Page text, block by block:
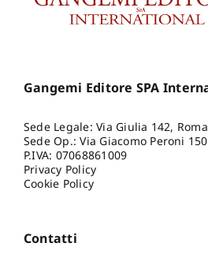
Gangemi Editore SPA
Sede Legale: Via Giulia 142, Roma
Sede Op.: Via Giacomo Peroni
P.IVA: 07068861009
Privacy Policy
Cookie Policy
Contatti